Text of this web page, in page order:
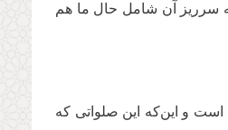
سرریز آن شامل حال ما هم
است و این‌که این صلواتی که